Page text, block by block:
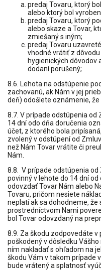
predaj Tovaru, ktorý
alebo ktorý bol
predaj Tovaru, ktorý
alebo skaze a Tovar,
zmiešaný s iným;
predaj Tovaru
vhodné vrátiť z
hygienických dôvodov
dodaní porušený;
8.6. Lehota na odstúpenie
zachovanú, ak Nám v jej
deň) odošlete oznámenie,
8.7. V prípade odstúpenia od
14 dní odo dňa doručenia
účet, z ktorého bola
zvolený v odstúpení od
než Nám Tovar vrátite či
Nám.
8.8. V prípade odstúpenia
povinný v lehote do 14 dní
odovzdať Tovar Nám alebo
Tovaru, pričom nesiete
neplatí ak sa dohodneme,
prostredníctvom Nami
bol Tovar odovzdaný na
8.9. Za škodu zodpovedáte v
poškodený v dôsledku
ním nakladať s ohľadom na
škodu Vám v takom prípade
bude vrátený a splatnosť